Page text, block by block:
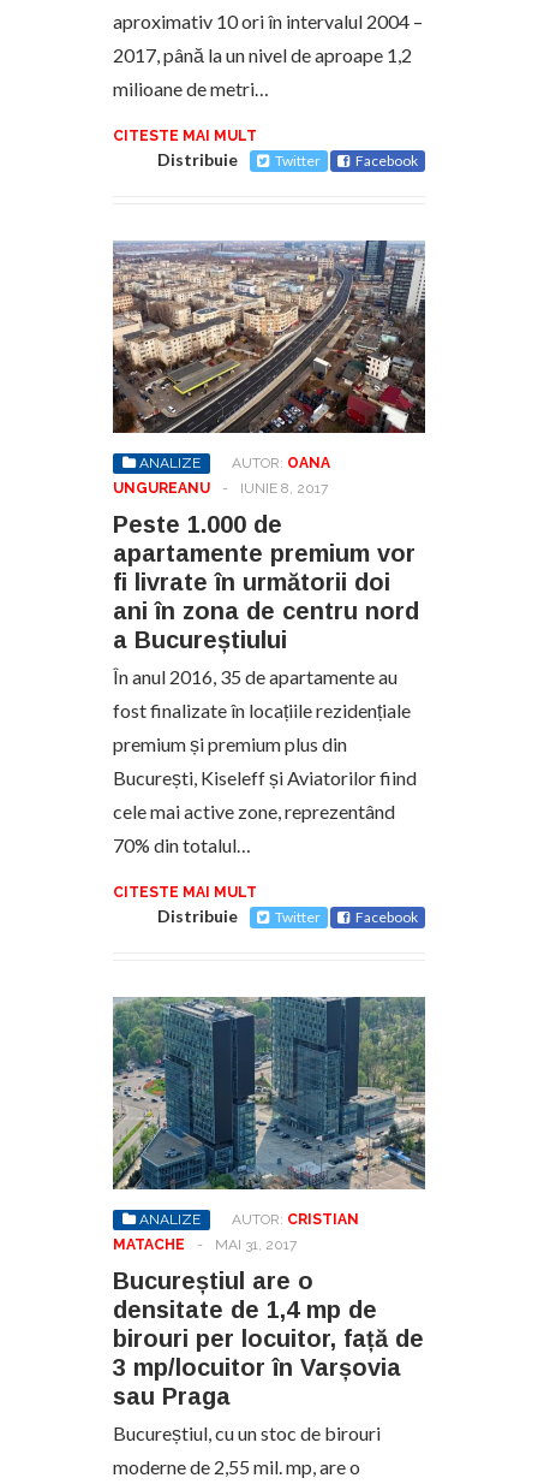
aproximativ 10 ori în intervalul 2004 –
2017, până la un nivel de aproape 1,2
milioane de metri…
CITESTE MAI MULT
Distribuie Twitter Facebook
ANALIZE AUTOR: OANA
UNGUREANU
- IUNIE 8, 2017
Peste 1.000 de
apartamente premium vor
fi livrate în următorii doi
ani în zona de centru nord
a Bucureștiului
În anul 2016, 35 de apartamente au
fost finalizate în locațiile rezidențiale
premium și premium plus din
București, Kiseleff și Aviatorilor fiind
cele mai active zone, reprezentând
70% din totalul…
CITESTE MAI MULT
Distribuie Twitter Facebook
ANALIZE AUTOR: CRISTIAN
MATACHE
- MAI 31, 2017
Bucureștiul are o
densitate de 1,4 mp de
birouri per locuitor, față de
3 mp/locuitor în Varșovia
sau Praga
Bucureștiul, cu un stoc de birouri
moderne de 2,55 mil. mp, are o